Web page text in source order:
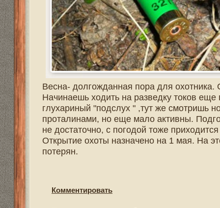
Середина сентября. Пришла пора охоты на лося -
Сентябрь выдался настоящим, осенним. Небо ясное,
В хорошую погоду гон протекает активно, а если